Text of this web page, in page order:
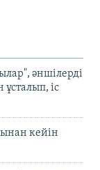
әншілерді
іс
кейін